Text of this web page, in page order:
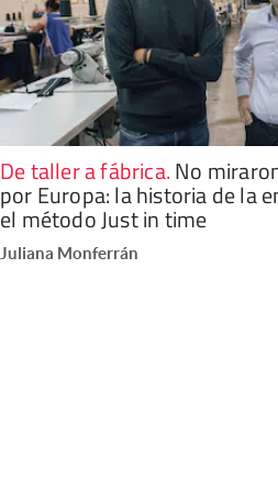
De taller a fábrica.No
por Europa: la historia de la
el método Just in time
Juliana Monferrán